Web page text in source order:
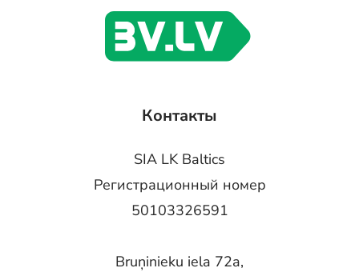
Контакты
SIA LK Baltics
Регистрационный номер
50103326591
Bruņinieku iela 72a,